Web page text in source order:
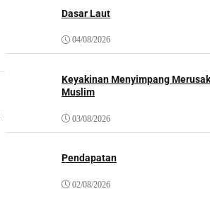
Dasar Laut
04/08/2026
Keyakinan Menyimpang
Muslim
03/08/2026
Pendapatan
02/08/2026